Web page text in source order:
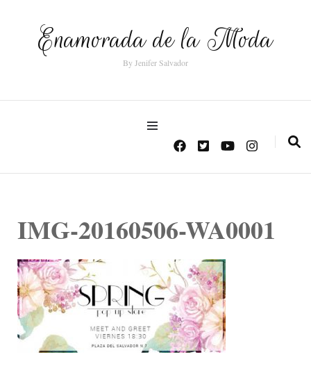
Enamorada de la Moda
By Jenifer Salvador
IMG-20160506-WA0001